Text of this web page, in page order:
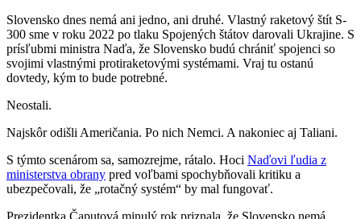
Slovensko dnes nemá ani jedno, ani druhé. Vlastný raketový štít S-
300 sme v roku 2022 po tlaku Spojených štátov darovali Ukrajine. S
prísľubmi ministra Naďa, že Slovensko budú chrániť spojenci so
svojimi vlastnými protiraketovými systémami. Vraj tu ostanú
dovtedy, kým to bude potrebné.
Neostali.
Najskôr odišli Američania. Po nich Nemci. A nakoniec aj Taliani.
S týmto scenárom sa, samozrejme, rátalo. Hoci Naďovi ľudia z
ministerstva obrany pred voľbami spochybňovali kritiku a
ubezpečovali, že „rotačný systém“ by mal fungovať.
Prezidentka Čaputová minulý rok priznala, že Slovensko nemá